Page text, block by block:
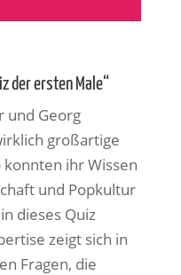
der ersten Male“
und Georg
großartige
ihr Wissen
und Popkultur
dieses Quiz
zeigt sich in
Fragen, die